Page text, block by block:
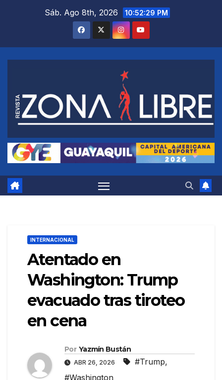
Sáb. Ago 8th, 2026 10:52:30 PM
INTERNACIONAL
Atentado en
Washington: Trump
evacuado tras tiroteo
en cena
Por Yazmín Bustán
ABR 26, 2026 #Trump,
#Washington